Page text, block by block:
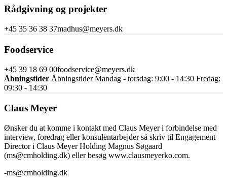
Rådgivning og projekter
+45 35 36 38 37madhus@meyers.dk
Foodservice
Åbningstider Åbningstider Mandag - torsdag: 9:00 - 14:30 Fredag:
09:30 - 14:30
+45 39 18 69 00foodservice@meyers.dk
Claus Meyer
Ønsker du at komme i kontakt med Claus Meyer i forbindelse med
interview, foredrag eller konsulentarbejder så skriv til Engagement
Director i Claus Meyer Holding Magnus Søgaard
(ms@cmholding.dk) eller besøg www.clausmeyerko.com.
-ms@cmholding.dk